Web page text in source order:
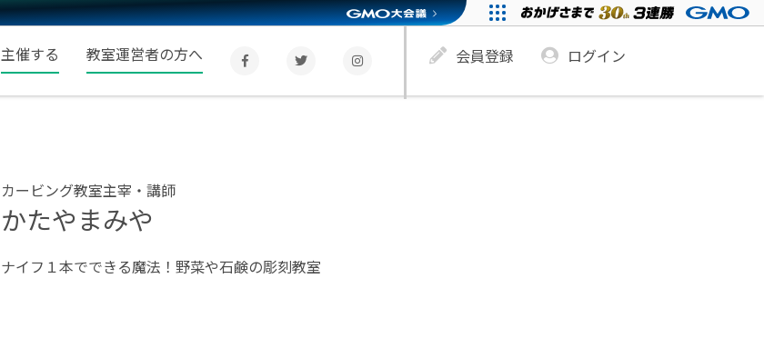
主催する 教室運営者の方へ 会員登録 ログイン
カービング教室主宰・講師
かたやまみや
ナイフ１本でできる魔法！野菜や石鹸の彫刻教室